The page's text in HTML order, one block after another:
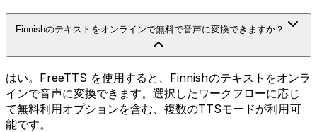
Finnishのテキストをオンラインで無料で音声に変換できますか？
はい。FreeTTS を使用すると、Finnishのテキストをオンラ
インで音声に変換できます。選択したワークフローに応じ
て無料利用オプションを含む、複数のTTSモードが利用可
能です。